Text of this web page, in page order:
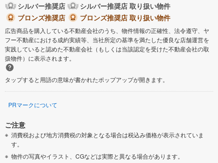
シルバー推奨店
シルバー推奨店 取り扱い物件
ブロンズ推奨店
ブロンズ推奨店 取り扱い物件
広告商品を購入している不動産会社のうち、物件情報の正確性、法令遵守、ヤ
フー不動産における成約実績等、当社所定の基準を満たした優良な店舗運営を
実践していると認めた不動産会社（もしくは当該認定を受けた不動産会社の取
扱物件）に表示されます。
タップすると用語の意味が書かれたポップアップが開きます。
PRマークについて
ご注意
消費税および地方消費税の対象となる場合は税込み価格が表示されていま
す。
物件の写真やイラスト、CGなどは実際と異なる場合があります。